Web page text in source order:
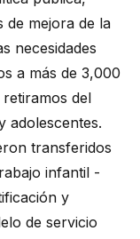
de mejora de la
necesidades
a más de 3,000
del
adolescentes.
transferidos
infantil -
y
de servicio